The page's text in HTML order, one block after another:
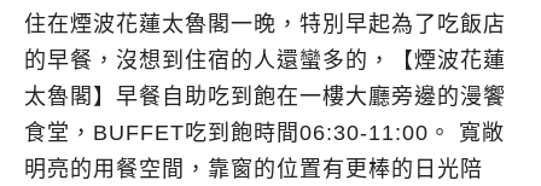
住在煙波花蓮太魯閣一晚，特別早起為了吃飯店
的早餐，沒想到住宿的人還蠻多的，【煙波花蓮
太魯閣】早餐自助吃到飽在一樓大廳旁邊的漫饗
食堂，BUFFET吃到飽時間06:30-11:00。 寬敞
明亮的用餐空間，靠窗的位置有更棒的日光陪